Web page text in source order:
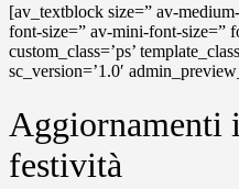
[av_textblock size=” av-
font-size=” av-mini-font-size=”
custom_class=’ps’
sc_version=’1.0′
Aggiornamenti
festività